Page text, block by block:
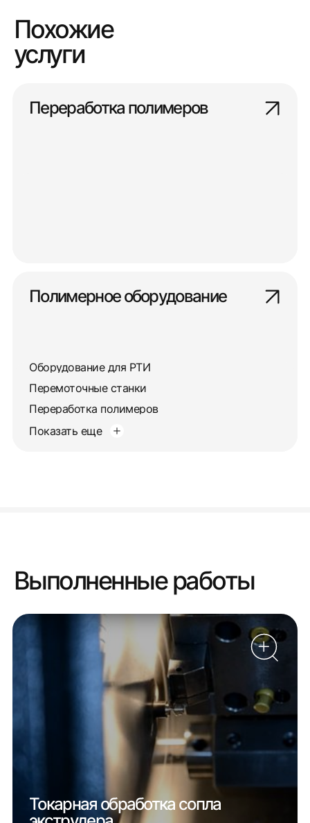
Похожие
услуги
Переработка полимеров
Полимерное оборудование
Оборудование для РТИ
Перемоточные станки
Переработка полимеров
Показать еще
Выполненные работы
Токарная обработка сопла